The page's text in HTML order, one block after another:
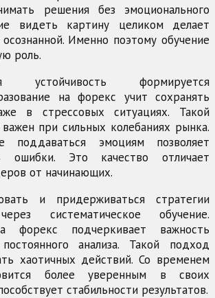
решения без эмоционального
видеть картину целиком делает
Именно поэтому обучение
роль.
устойчивость формируется
на форекс учит сохранять
в стрессовых ситуациях. Такой
при сильных колебаниях рынка.
поддаваться эмоциям позволяет
ошибки. Это качество отличает
от начинающих.
и придерживаться стратегии
систематическое обучение.
форекс подчеркивает важность
анализа. Такой подход
хаотичных действий. Со временем
более уверенным в своих
стабильности результатов.